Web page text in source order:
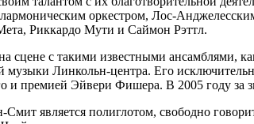
оркестром, Лос-
Риккардо Мути и Саймон Рэттл.
с такими известными ансамблями,
музыки Линкольн-центра. Его
и премией Эйвери Фишера. В 2005 году
является полиглотом, свободно